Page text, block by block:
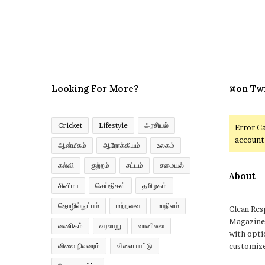
Looking For More?
Cricket Lifestyle அரசியல்
ஆன்மீகம் ஆரோக்கியம் உலகம்
கல்வி குற்றம் சட்டம் சமையல்
சினிமா செய்திகள் தமிழகம்
தொழில்நுட்பம் மற்றவை மாநிலம்
வணிகம் வரலாறு வானிலை
விலை நிலவரம் விளையாட்டு
@on
Error
About
Clean
with